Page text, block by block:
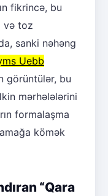
fikrincə, bu
və toz
sanki nəhəng
Uebb
görüntülər, bu
mərhələlərini
formalaşma
kömək
“Qara